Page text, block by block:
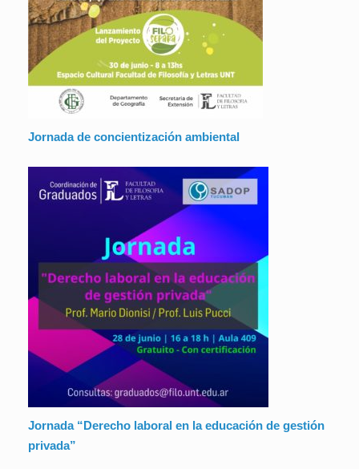
Jornada de concientización ambiental
Jornada “Derecho laboral en la educación de gestión
privada”